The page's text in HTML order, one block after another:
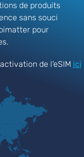
de produits
sans souci
pour
de l'eSIM ici